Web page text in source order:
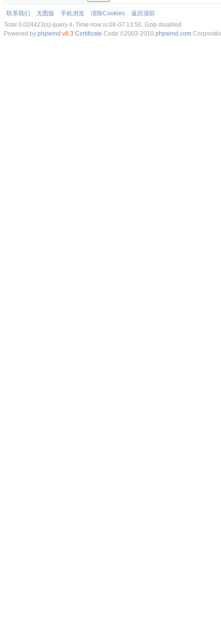
联系我们 无图版 手机浏览 清除Cookies
返回顶部
Total 0.024423(s) query 4, Time now is:08-07 13:50, Gzip disabled
Powered by phpwind v8.3 Certificate Code ©2003-2010 phpwind.com